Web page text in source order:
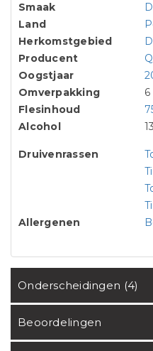
Smaak
Land
Herkomstgebied
Producent
Oogstjaar
Omverpakking
Flesinhoud
Alcohol
Druivenrassen
Allergenen
Onderscheidingen (4)
Beoordelingen